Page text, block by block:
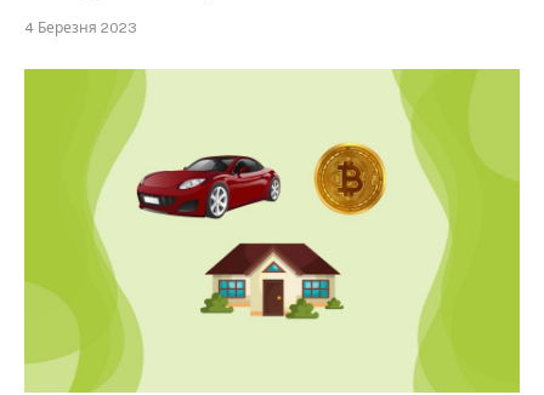
4 Березня 2023